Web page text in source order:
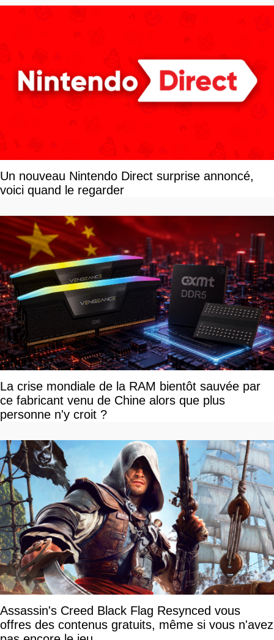
Un nouveau Nintendo Direct surprise annoncé,
voici quand le regarder
La crise mondiale de la RAM bientôt sauvée par
ce fabricant venu de Chine alors que plus
personne n'y croit ?
Assassin's Creed Black Flag Resynced vous
offres des contenus gratuits, même si vous n'avez